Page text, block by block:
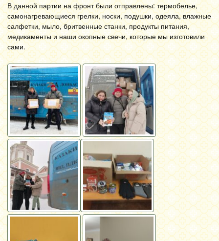
В данной партии на фронт были отправлены: термобелье,
самонагревающиеся грелки, носки, подушки, одеяла, влажные
салфетки, мыло, бритвенные станки, продукты питания,
медикаменты и наши окопные свечи, которые мы изготовили
сами.